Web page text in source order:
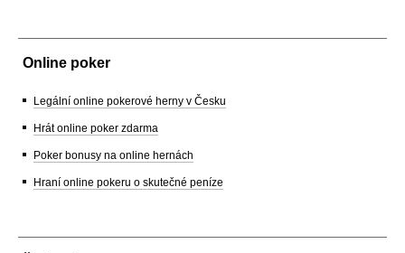
Online poker
Legální online pokerové herny v Česku
Hrát online poker zdarma
Poker bonusy na online hernách
Hraní online pokeru o skutečné peníze